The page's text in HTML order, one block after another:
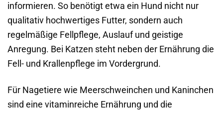
informieren. So benötigt etwa ein Hund nicht nur
qualitativ hochwertiges Futter, sondern auch
regelmäßige Fellpflege, Auslauf und geistige
Anregung. Bei Katzen steht neben der Ernährung die
Fell- und Krallenpflege im Vordergrund.
Für Nagetiere wie Meerschweinchen und Kaninchen
sind eine vitaminreiche Ernährung und die